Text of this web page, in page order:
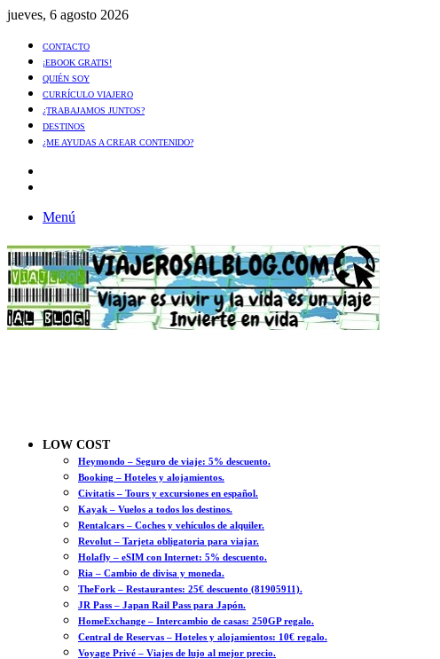
jueves, 6 agosto 2026
CONTACTO
¡EBOOK GRATIS!
QUIÉN SOY
CURRÍCULO VIAJERO
¿TRABAJAMOS JUNTOS?
DESTINOS
¿ME AYUDAS A CREAR CONTENIDO?
Menú
LOW COST
Heymondo – Seguro de viaje: 5% descuento.
Booking – Hoteles y alojamientos.
Civitatis – Tours y excursiones en español.
Kayak – Vuelos a todos los destinos.
Rentalcars – Coches y vehículos de alquiler.
Revolut – Tarjeta obligatoria para viajar.
Holafly – eSIM con Internet: 5% descuento.
Ria – Cambio de divisa y moneda.
TheFork – Restaurantes: 25€ descuento (81905911).
JR Pass – Japan Rail Pass para Japón.
HomeExchange – Intercambio de casas: 250GP regalo.
Central de Reservas – Hoteles y alojamientos: 10€ regalo.
Voyage Privé – Viajes de lujo al mejor precio.